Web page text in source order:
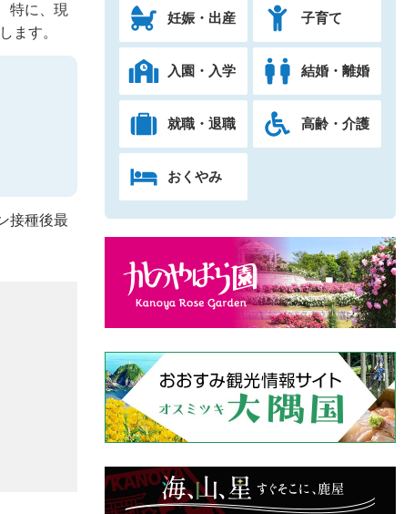
特に、現
ます。
接種後最
妊娠・出産 子育て
入園・入学 結婚・離婚
就職・退職 高齢・介護
おくやみ